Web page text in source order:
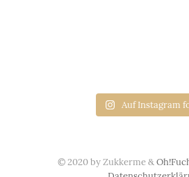
Auf Instagram
© 2020 by Zukkerme &